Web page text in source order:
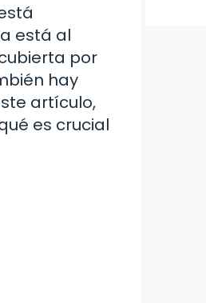
está al
por
hay
artículo,
es crucial